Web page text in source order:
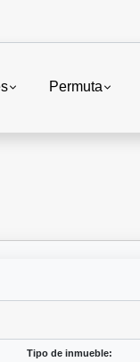
Permuta
Tipo de inmueble: